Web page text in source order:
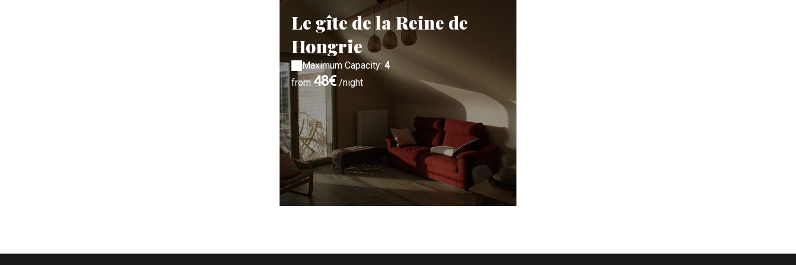
Le gîte de la Reine de
Hongrie
Maximum Capacity:4
from 48€ /night